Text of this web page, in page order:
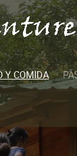
Y COMIDA